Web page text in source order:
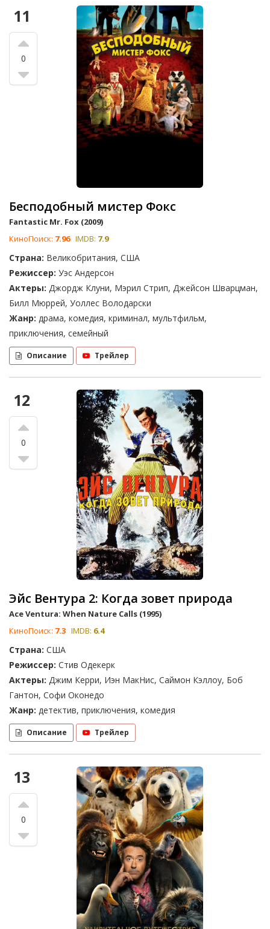
11
0
Бесподобный мистер Фокс
Fantastic Mr. Fox (2009)
КиноПоиск: 7.96 IMDB: 7.9
Страна: Великобритания, США
Режиссер: Уэс Андерсон
Актеры: Джордж Клуни, Мэрил Стрип, Джейсон Шварцман,
Билл Мюррей, Уоллес Володарски
Жанр: драма, комедия, криминал, мультфильм,
приключения, семейный
Описание Трейлер
12
0
Эйс Вентура 2: Когда зовет природа
Ace Ventura: When Nature Calls (1995)
КиноПоиск: 7.3 IMDB: 6.4
Страна: США
Режиссер: Стив Одекерк
Актеры: Джим Керри, Иэн МакНис, Саймон Кэллоу, Боб
Гантон, Софи Оконедо
Жанр: детектив, приключения, комедия
Описание Трейлер
13
0